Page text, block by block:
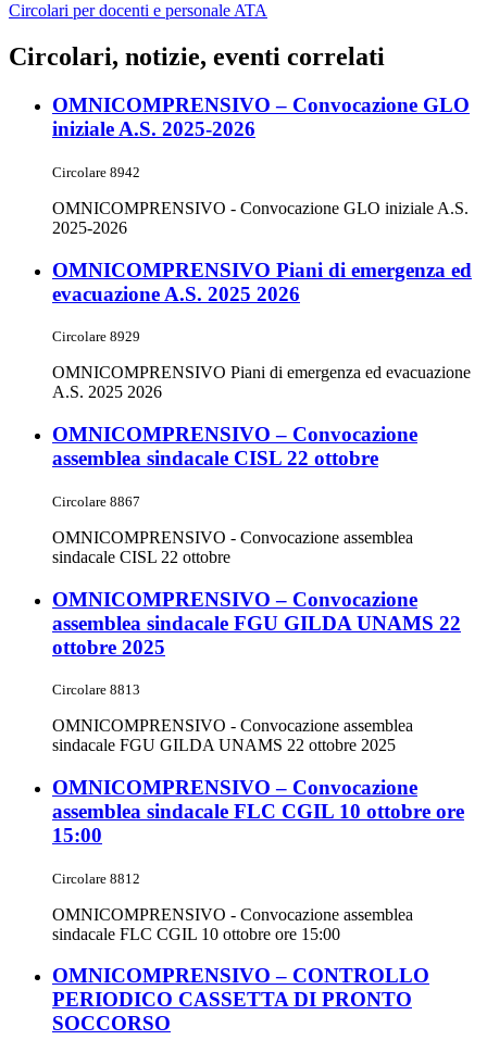
Circolari per docenti e personale ATA
Circolari, notizie, eventi correlati
OMNICOMPRENSIVO – Convocazione GLO
iniziale A.S. 2025-2026
Circolare 8942
OMNICOMPRENSIVO - Convocazione GLO iniziale A.S.
2025-2026
OMNICOMPRENSIVO Piani di emergenza ed
evacuazione A.S. 2025 2026
Circolare 8929
OMNICOMPRENSIVO Piani di emergenza ed evacuazione
A.S. 2025 2026
OMNICOMPRENSIVO – Convocazione
assemblea sindacale CISL 22 ottobre
Circolare 8867
OMNICOMPRENSIVO - Convocazione assemblea
sindacale CISL 22 ottobre
OMNICOMPRENSIVO – Convocazione
assemblea sindacale FGU GILDA UNAMS 22
ottobre 2025
Circolare 8813
OMNICOMPRENSIVO - Convocazione assemblea
sindacale FGU GILDA UNAMS 22 ottobre 2025
OMNICOMPRENSIVO – Convocazione
assemblea sindacale FLC CGIL 10 ottobre ore
15:00
Circolare 8812
OMNICOMPRENSIVO - Convocazione assemblea
sindacale FLC CGIL 10 ottobre ore 15:00
OMNICOMPRENSIVO – CONTROLLO
PERIODICO CASSETTA DI PRONTO
SOCCORSO